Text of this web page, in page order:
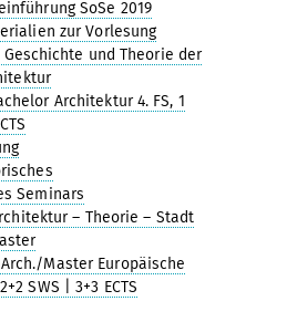
SoSe 2019
zur Vorlesung
und Theorie der
Architektur 4. FS, 1
Seminars
– Theorie – Stadt
Master Europäische
SWS | 3+3 ECTS